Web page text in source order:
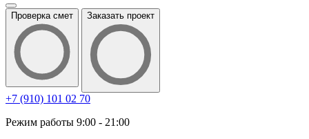
Проверка смет Заказать проект
+7 (910) 101 02 70
Режим работы 9:00 - 21:00